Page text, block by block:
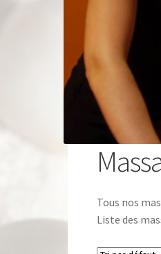
Tous nos
Liste des